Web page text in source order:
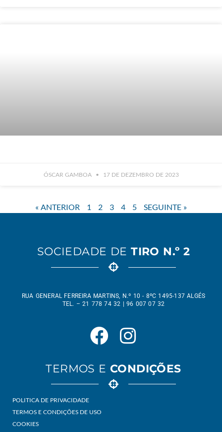
ÓSCAR GAMBOA 17 DE DEZEMBRO DE 2023
« ANTERIOR 1 2 3 4 5 SEGUINTE »
SOCIEDADE DE TIRO N.º 2
RUA GENERAL FERREIRA MARTINS, N.º 10 - 8ºC 1495-137 ALGÉS
TEL. – 21 778 74 32 | 96 007 07 32
TERMOS E CONDIÇÕES
POLITICA DE PRIVACIDADE
TERMOS E CONDIÇÕES DE USO
COOKIES